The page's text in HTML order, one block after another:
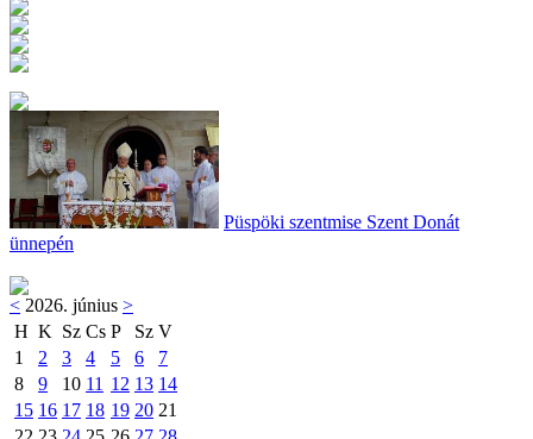
Püspöki szentmise Szent Donát
ünnepén
< 2026. június >
H K Sz Cs P Sz V
1
2 3 4 5 6
7
8
9 10 11 12 13 14
15 16 17 18 19 20 21